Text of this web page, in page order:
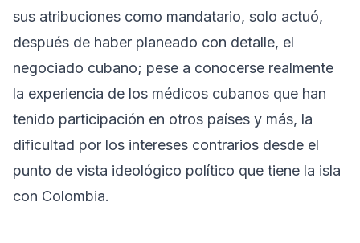
sus atribuciones como mandatario, solo actuó,
después de haber planeado con detalle, el
negociado cubano; pese a conocerse realmente
la experiencia de los médicos cubanos que han
tenido participación en otros países y más, la
dificultad por los intereses contrarios desde el
punto de vista ideológico político que tiene la isla
con Colombia.